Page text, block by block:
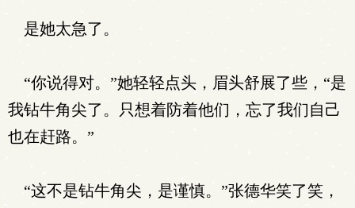
是她太急了。
“你说得对。”她轻轻点头，眉头舒展了些，“是
我钻牛角尖了。只想着防着他们，忘了我们自己
也在赶路。”
“这不是钻牛角尖，是谨慎。”张德华笑了笑，